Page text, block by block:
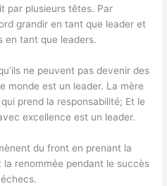
par plusieurs têtes. Par
grandir en tant que leader et
en tant que leaders.
ne peuvent pas devenir des
monde est un leader. La mère
prend la responsabilité; Et le
excellence est un leader.
du front en prenant la
renommée pendant le succès